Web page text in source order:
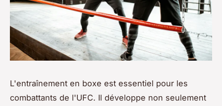
L'entraînement en boxe est essentiel pour les
combattants de l'UFC. Il développe non seulement